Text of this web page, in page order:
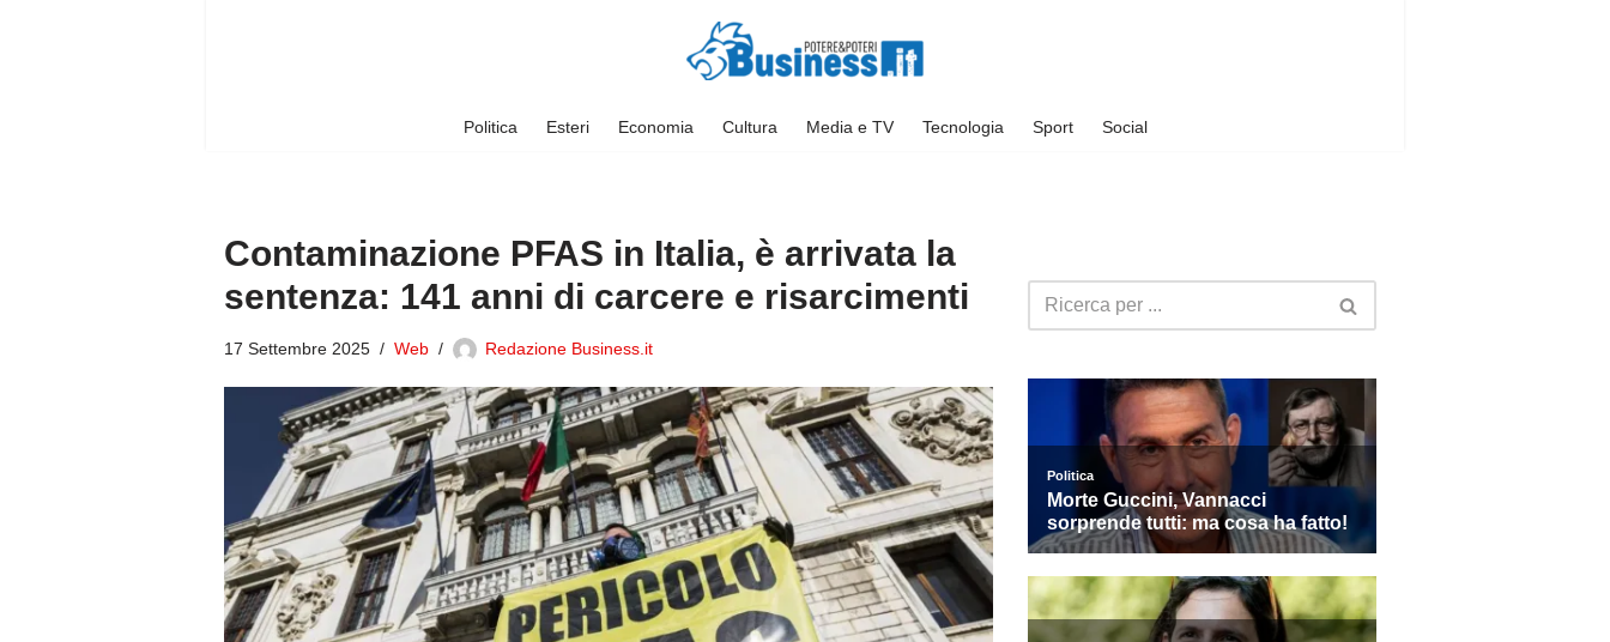
Politica Esteri Economia Cultura Media e TV Tecnologia Sport Social
Contaminazione PFAS in Italia, è arrivata la
sentenza: 141 anni di carcere e risarcimenti
17 Settembre 2025 Web Redazione Business.it